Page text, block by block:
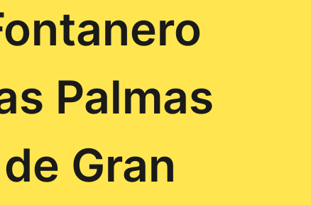
Palmas
de Gran